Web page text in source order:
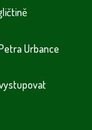
Urbance